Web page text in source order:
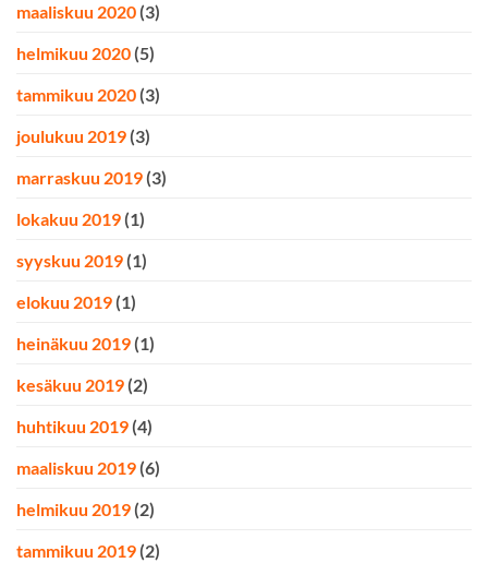
maaliskuu 2020 (3)
helmikuu 2020 (5)
tammikuu 2020 (3)
joulukuu 2019 (3)
marraskuu 2019 (3)
lokakuu 2019 (1)
syyskuu 2019 (1)
elokuu 2019 (1)
heinäkuu 2019 (1)
kesäkuu 2019 (2)
huhtikuu 2019 (4)
maaliskuu 2019 (6)
helmikuu 2019 (2)
tammikuu 2019 (2)